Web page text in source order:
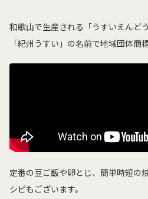
和歌山で生産される「うすいえんど
「紀州うすい」の名前で地域団体商
定番の豆ご飯や卵とじ、簡単時短の
シピもございます。